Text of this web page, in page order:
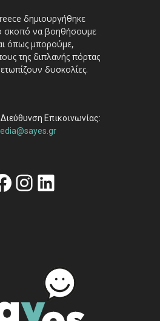
δημιουργήθηκε
σκοπό να βοηθήσουμε
όπως μπορούμε,
της διπλανής πόρτας
δυσκολίες.
Επικοινωνίας:
Instagram
Linkedin